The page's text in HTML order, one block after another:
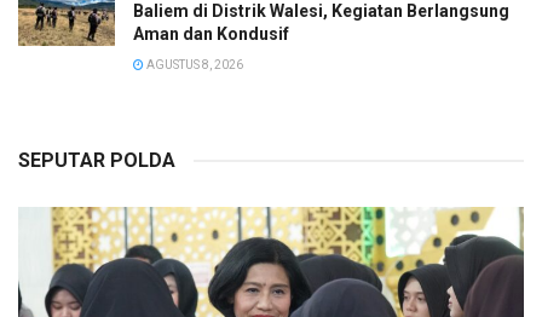
Baliem di Distrik Walesi, Kegiatan Berlangsung
Aman dan Kondusif
AGUSTUS 8, 2026
SEPUTAR POLDA